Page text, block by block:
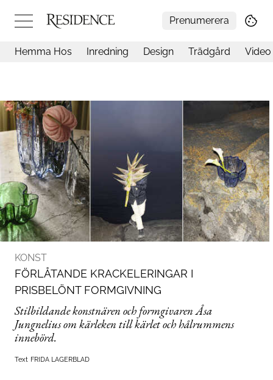
Prenumerera
Design
Trädgård
Video
Inredning
Livsstil
Resor
Mat & Dryck
Influencers
Mer
Hemma Hos Inredning Design Trädgård Video
KONST
FÖRLÅTANDE KRACKELERINGAR I
PRISBELÖNT FORMGIVNING
Stilbildande konstnären och formgivaren Åsa
Jungnelius om kärleken till kärlet och hålrummens
innebörd.
Text FRIDA LAGERBLAD